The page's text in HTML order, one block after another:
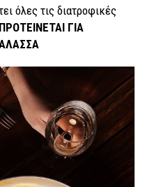
όλες τις διατροφικές
ΓΙΑ